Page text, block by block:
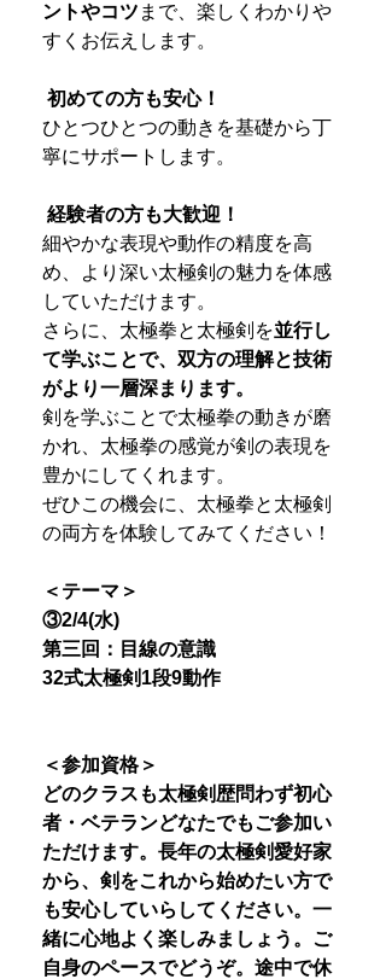
ントやコツ まで、楽しくわかりや
すくお伝えします。
初めての方も安心！
ひとつひとつの動きを基礎から丁
寧にサポートします。
経験者の方も大歓迎！
細やかな表現や動作の精度を高
め、より深い太極剣の魅力を体感
していただけます。
さらに、太極拳と太極剣を並行し
て学ぶことで、双方の理解と技術
がより一層深まります。
剣を学ぶことで太極拳の動きが磨
かれ、太極拳の感覚が剣の表現を
豊かにしてくれます。
ぜひこの機会に、太極拳と太極剣
の両方を体験してみてください！
＜テーマ＞
③2/4(水)
第三回：目線の意識
32式太極剣1段9動作
＜参加資格＞
どのクラスも太極剣歴問わず初心
者・ベテランどなたでもご参加い
ただけます。長年の太極剣愛好家
から、剣をこれから始めたい方で
も安心していらしてください。一
緒に心地よく楽しみましょう。ご
自身のペースでどうぞ。途中で休